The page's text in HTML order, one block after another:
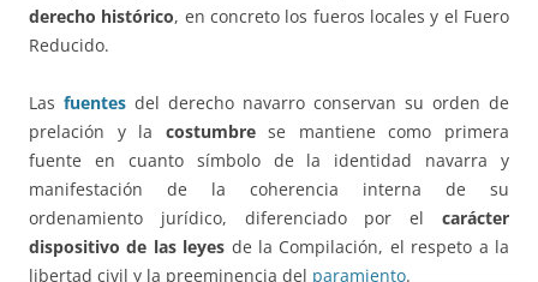
derecho histórico, en concreto los fueros locales y el Fuero
Reducido.
Las fuentes del derecho navarro conservan su orden de
prelación y la costumbrese mantiene como primera
fuente en cuanto símbolo de la identidad navarra y
manifestación de la coherencia interna de su
ordenamiento jurídico, diferenciado por el carácter
dispositivo de las leyes de la Compilación, el respeto a la
libertad civil y la preeminencia del paramiento.